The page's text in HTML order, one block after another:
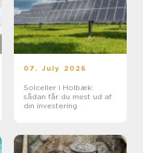
07. July 2026
Solceller i Holbæk:
sådan får du mest ud af
din investering